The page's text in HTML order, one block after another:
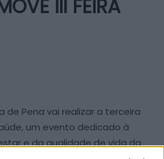
III FEIRA
de Pena vai realizar a terceira
um evento dedicado à
e da qualidade de vida da